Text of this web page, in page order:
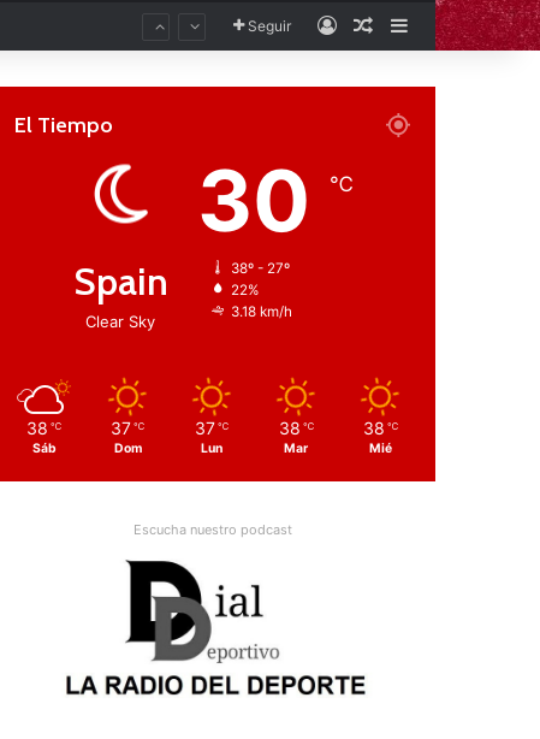
Seguir AccesoPublicación al
Barra lateral
El Tiempo
Spain
Clear Sky
30 ℃
38º - 27º
22%
3.18 km/h
38 ℃
Sáb
37 ℃
Dom
37 ℃
Lun
38 ℃
Mar
38 ℃
Mié
Escucha nuestro podcast